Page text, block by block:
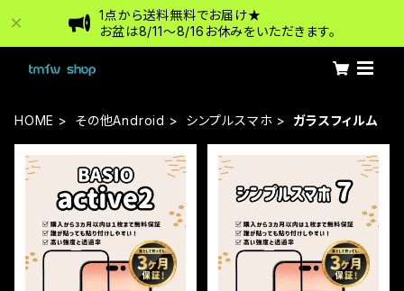
1点から送料無料でお届け★
お盆は8/11〜8/16お休みをいただきます。
HOME その他Android シンプルスマホ ガラスフィルム